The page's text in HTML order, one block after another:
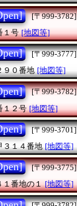
[〒999-3782]
１号 [地図等]
[〒999-3777]
９０番地 [地図等]
[〒999-3782]
１２号 [地図等]
[〒999-3701]
３１４番地 [地図等]
[〒999-3775]
番地の１ [地図等]